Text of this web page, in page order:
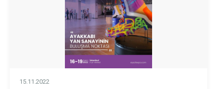
15.11.2022